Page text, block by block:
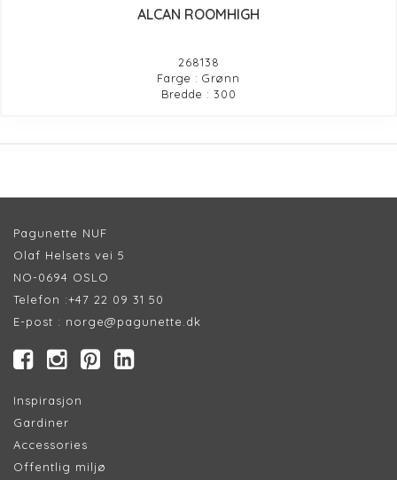
ALCAN ROOMHIGH
268138
Farge : Grønn
Bredde : 300
Pagunette NUF
Olaf Helsets vei 5
NO-0694 OSLO
Telefon :+47 22 09 31 50
E-post : norge@pagunette.dk
Inspirasjon
Gardiner
Accessories
Offentlig miljø